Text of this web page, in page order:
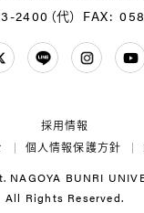
（代） FAX:
個人情報保護方針
採用情報
NAGOYA BUNRI
All Rights Reserved.